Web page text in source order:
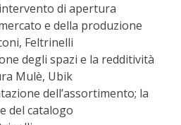
intervento di apertura
e della produzione
Feltrinelli
degli spazi e la redditività
Mulè, Ubik
dell’assortimento; la
del catalogo